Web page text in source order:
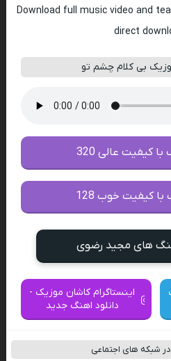
Download full music video and
direct
بی کلام چشم تو
کیفیت عالی 320
کیفیت خوب 128
های مجید رضوی
اینستاگرام کاشان موزیک -
دانلود اهنگ جدید
شبکه های اجتماعی